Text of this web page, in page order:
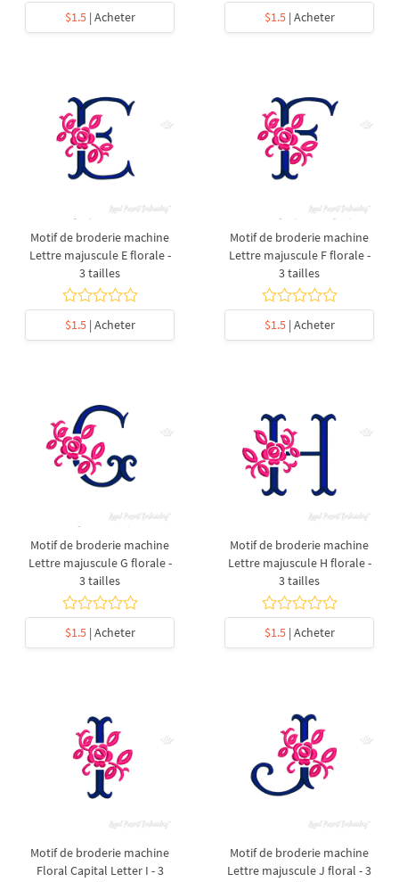
$1.5| Acheter $1.5| Acheter
Motif de broderie machine
Lettre majuscule E florale -
3 tailles
$1.5| Acheter
Motif de broderie machine
Lettre majuscule F florale -
3 tailles
$1.5| Acheter
Motif de broderie machine
Lettre majuscule G florale -
3 tailles
$1.5| Acheter
Motif de broderie machine
Lettre majuscule H florale -
3 tailles
$1.5| Acheter
Motif de broderie machine
Floral Capital Letter I - 3
Motif de broderie machine
Lettre majuscule J floral - 3